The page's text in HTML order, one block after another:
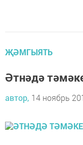
ҖӘМГЫЯТЬ
Әтнәдә
автор, 14 ноябрь